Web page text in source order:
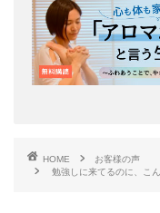
HOME
お客様の声
勉強しに来てるのに、こ